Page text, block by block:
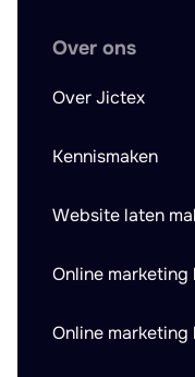
Over ons
Over Jictex
Kennismaken
Website laten
Online marketing
Online marketing